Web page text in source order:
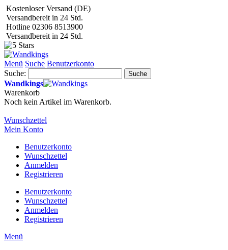
Kostenloser Versand (DE)
Versandbereit in 24 Std.
Hotline 02306 8513900
Versandbereit in 24 Std.
Menü Suche Benutzerkonto
Suche:
Suche
Wandkings
Warenkorb
Noch kein Artikel im Warenkorb.
Wunschzettel
Mein Konto
Benutzerkonto
Wunschzettel
Anmelden
Registrieren
Benutzerkonto
Wunschzettel
Anmelden
Registrieren
Menü